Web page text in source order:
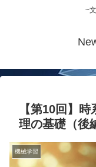
~
【第10回】
理の基礎（後
機械学習